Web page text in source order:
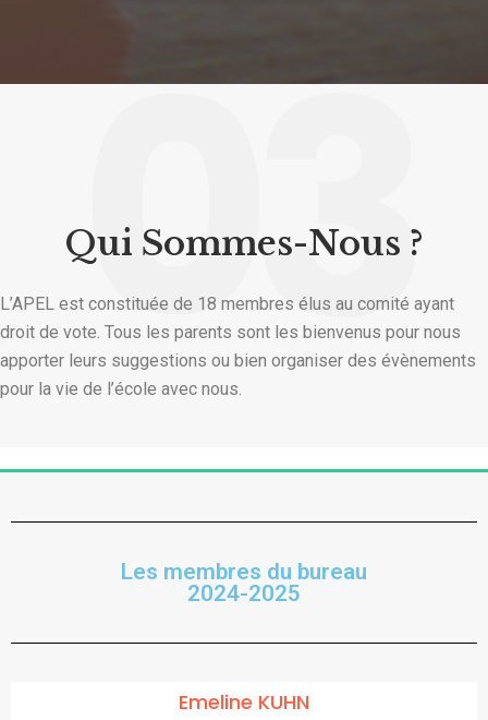
03
Qui Sommes-Nous ?
L’APEL est constituée de 18 membres élus au comité ayant
droit de vote. Tous les parents sont les bienvenus pour nous
apporter leurs suggestions ou bien organiser des évènements
pour la vie de l’école avec nous.
Les membres du bureau
2024-2025
Emeline KUHN